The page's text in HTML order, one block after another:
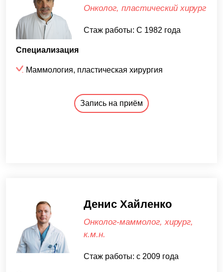
Онколог, пластический хирург
Стаж работы: С 1982 года
Специализация
Маммология, пластическая хирургия
Запись на приём
Денис Хайленко
Онколог-маммолог, хирург,
к.м.н.
Стаж работы: с 2009 года